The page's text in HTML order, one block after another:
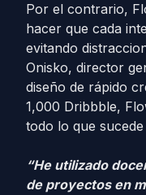
Por el contrario,
hacer que cada
evitando
Onisko, director
diseño de rápido
1,000 Dribbble,
todo lo que
“He utilizado
de proyectos en